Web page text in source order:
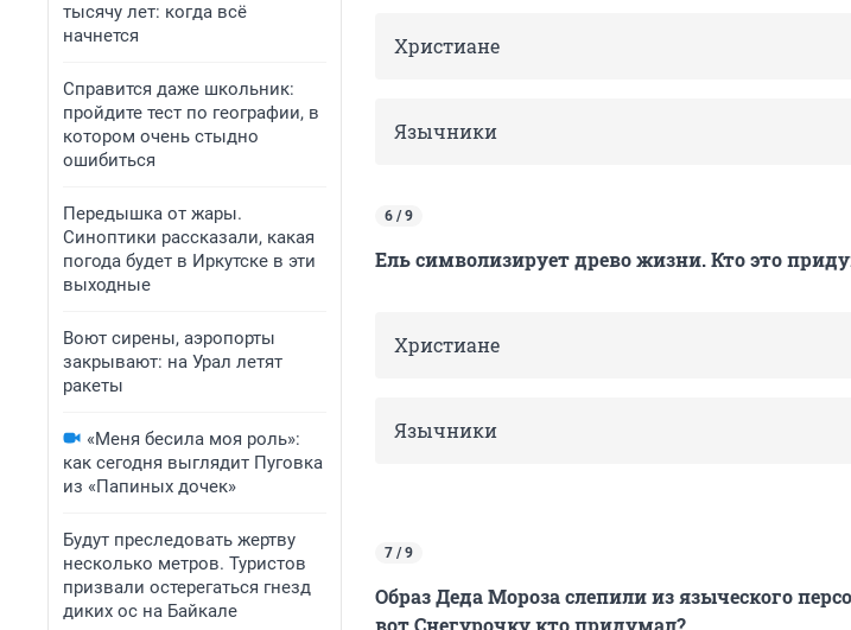
тысячу лет: когда всё
начнется
Справится даже школьник:
пройдите тест по географии, в
котором очень стыдно
ошибиться
Передышка от жары.
Синоптики рассказали, какая
погода будет в Иркутске в эти
выходные
Воют сирены, аэропорты
закрывают: на Урал летят
ракеты
«Меня бесила моя роль»:
как сегодня выглядит Пуговка
из «Папиных дочек»
Будут преследовать жертву
несколько метров. Туристов
призвали остерегаться гнезд
диких ос на Байкале
Христиане
Язычники
6 / 9
Ель символизирует древо жизни. Кто это
Христиане
Язычники
7 / 9
Образ Деда Мороза слепили из языческого
вот Снегурочку кто придумал?